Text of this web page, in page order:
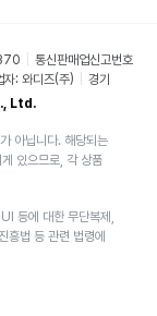
통신판매업신고번호
자: 와디즈(주)
경기
Ltd.
아닙니다. 해당되는
있으므로, 각 상품
등에 대한 무단복제,
흥법 등 관련 법령에